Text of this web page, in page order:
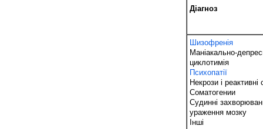
Діагноз
Шизофренія
Маніакально-
циклотимія
Психопатії
Некрози і реактивні
Соматогении
Судинні
ураження мозку
Інші